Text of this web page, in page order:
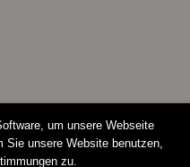
um unsere Webseite
Sie unsere Website benutzen,
zu.